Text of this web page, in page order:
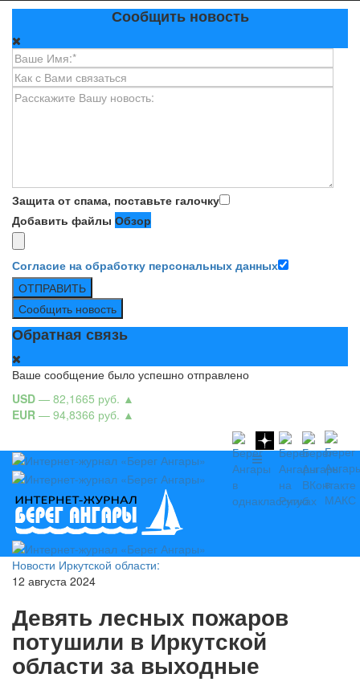
Сообщить новость
Защита от спама, поставьте галочку
Добавить файлы Обзор
Согласие на обработку персональных данных
ОТПРАВИТЬ
Сообщить новость
Обратная связь
Ваше сообщение было успешно отправлено
USD — 82,1665 руб. ▲
EUR — 94,8366 руб. ▲
Новости Иркутской области:
12 августа 2024
Девять лесных пожаров
потушили в Иркутской
области за выходные